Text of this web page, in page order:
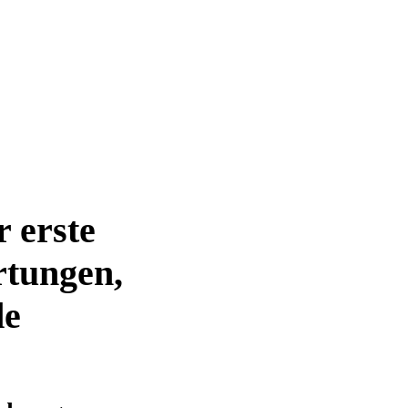
erste